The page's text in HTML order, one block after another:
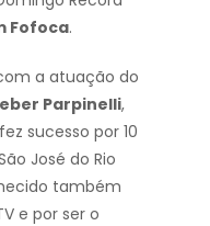
Fofoca.
a atuação do
Parpinelli,
sucesso por 10
José do Rio
também
e por ser o